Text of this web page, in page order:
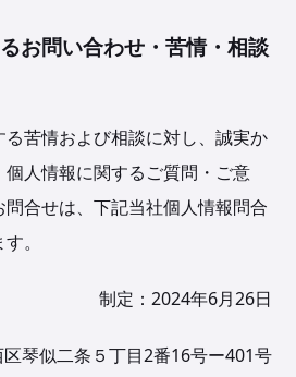
お問い合わせ・苦情・相談
苦情および相談に対し、誠実か
人情報に関するご質問・ご意
問合せは、下記当社個人情報問合
。
制定：2024年6月26日
琴似二条５丁目2番16号ー401号